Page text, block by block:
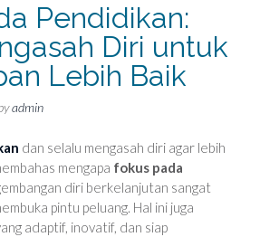
Pendidikan:
Diri untuk
Lebih Baik
admin
dan selalu mengasah diri agar lebih
mengapa fokus pada
diri berkelanjutan sangat
pintu peluang. Hal ini juga
adaptif, inovatif, dan siap